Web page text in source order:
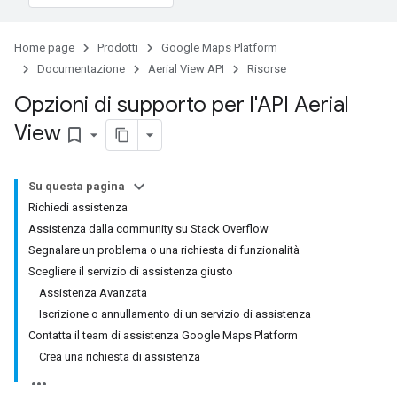
Home page Prodotti
Google Maps Platform
Documentazione
Aerial View API Risorse
Opzioni di supporto per l'API Aerial
View bookmark_border
Su questa pagina
Richiedi assistenza
Assistenza dalla community su Stack Overflow
Segnalare un problema o una richiesta di funzionalità
Scegliere il servizio di assistenza giusto
Assistenza Avanzata
Iscrizione o annullamento di un servizio di assistenza
Contatta il team di assistenza Google Maps Platform
Crea una richiesta di assistenza